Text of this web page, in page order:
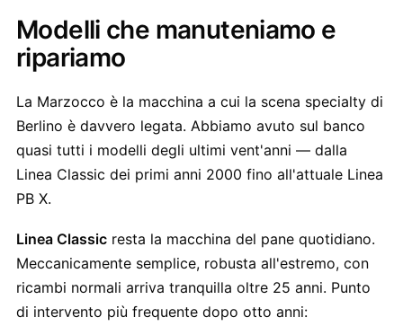
Modelli che manuteniamo e
ripariamo
La Marzocco è la macchina a cui la scena specialty di
Berlino è davvero legata. Abbiamo avuto sul banco
quasi tutti i modelli degli ultimi vent'anni — dalla
Linea Classic dei primi anni 2000 fino all'attuale Linea
PB X.
Linea Classic resta la macchina del pane quotidiano.
Meccanicamente semplice, robusta all'estremo, con
ricambi normali arriva tranquilla oltre 25 anni. Punto
di intervento più frequente dopo otto anni: